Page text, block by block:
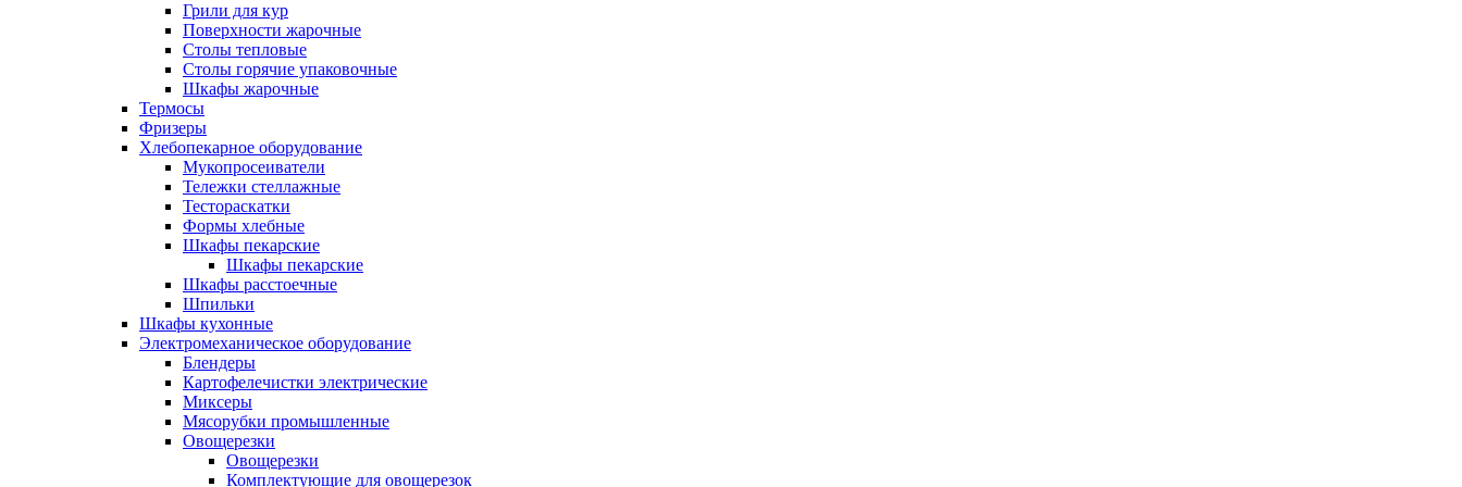
Грили для кур
Поверхности жарочные
Столы тепловые
Столы горячие упаковочные
Шкафы жарочные
Термосы
Фризеры
Хлебопекарное оборудование
Мукопросеиватели
Тележки стеллажные
Тестораскатки
Формы хлебные
Шкафы пекарские
Шкафы пекарские
Шкафы расстоечные
Шпильки
Шкафы кухонные
Электромеханическое оборудование
Блендеры
Картофелечистки электрические
Миксеры
Мясорубки промышленные
Овощерезки
Овощерезки
Комплектующие для овощерезок